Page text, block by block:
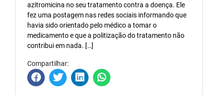
azitromicina no seu tratamento contra a doença. Ele
fez uma postagem nas redes sociais informando que
havia sido orientado pelo médico a tomar o
medicamento e que a politização do tratamento não
contribui em nada. […]
Compartilhar: